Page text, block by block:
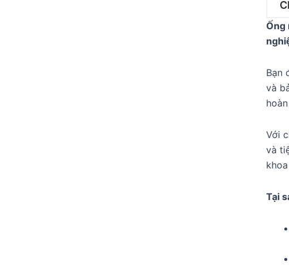
Ống
Bạn
và
Với
và
Tại